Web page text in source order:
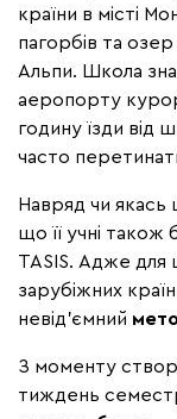
країни в місті
пагорбів та
Альпи. Школа
аеропорту
годину їзди від
часто
Навряд чи якась
що її учні також
TASIS. Адже для
зарубіжних
невід'ємний
З моменту
тиждень